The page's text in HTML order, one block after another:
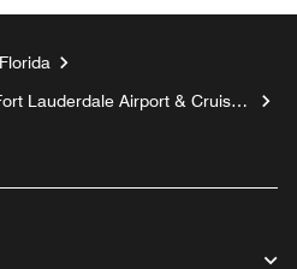
Florida
Lauderdale Airport & Cruise